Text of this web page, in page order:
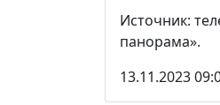
Источник:
панорама».
13.11.2023